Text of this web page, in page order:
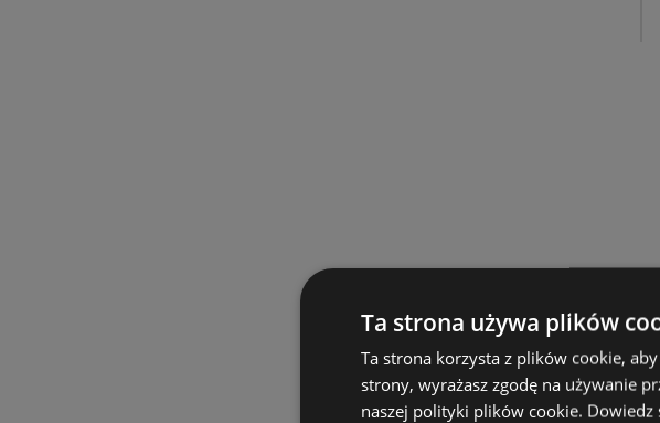
Ta strona używa plików
Ta strona korzysta z plików cookie,
strony, wyrażasz zgodę na używanie
naszej polityki plików cookie. Dowiedz